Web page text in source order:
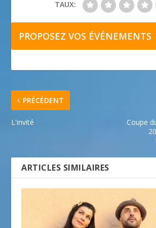
TAUX:
PROPOSEZ VOS ÉVÉNEMENTS
PRÉCÉDENT
L'invité
Coupe
ARTICLES SIMILAIRES